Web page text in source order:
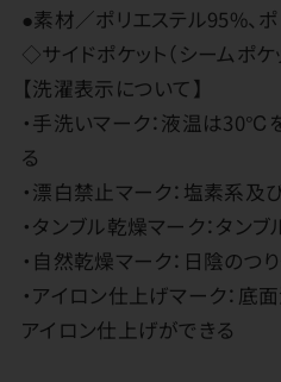
●素材／ポリエステル95%、
◇サイドポケット（シームポケ
【洗濯表示について】
・手洗いマーク：液温は30℃
る
・漂白禁止マーク：塩素系
・タンブル乾燥マーク：タン
・自然乾燥マーク：日陰のつ
・アイロン仕上げマーク：
アイロン仕上げができる